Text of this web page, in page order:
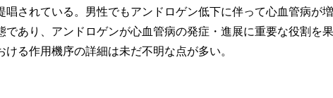
唱されている。男性でもアンドロゲン低下に伴って心血管病が
であり、アンドロゲンが心血管病の発症・進展に重要な役割を
ける作用機序の詳細は未だ不明な点が多い。